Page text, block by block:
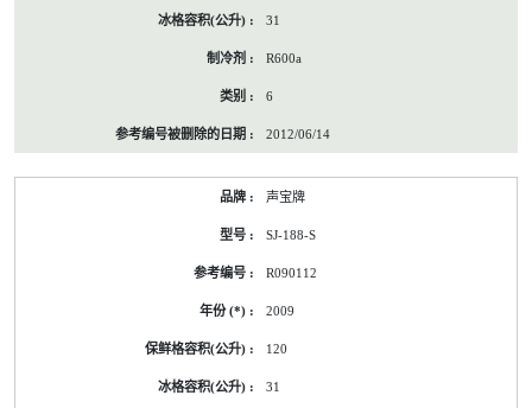
31
R600a
6
2012/06/14
声宝牌
SJ-188-S
R090112
2009
120
31